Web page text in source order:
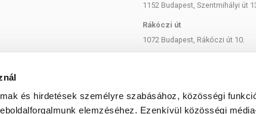
és hirdetések személyre szabásához, közösségi
elemzéséhez. Ezenkívül közösségi
1152 Budapest, Szentmihályi út
Rákóczi út
1072 Budapest, Rákóczi út 10.
Bartók Béla